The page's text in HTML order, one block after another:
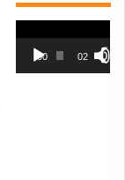
Video
00:00 02:42